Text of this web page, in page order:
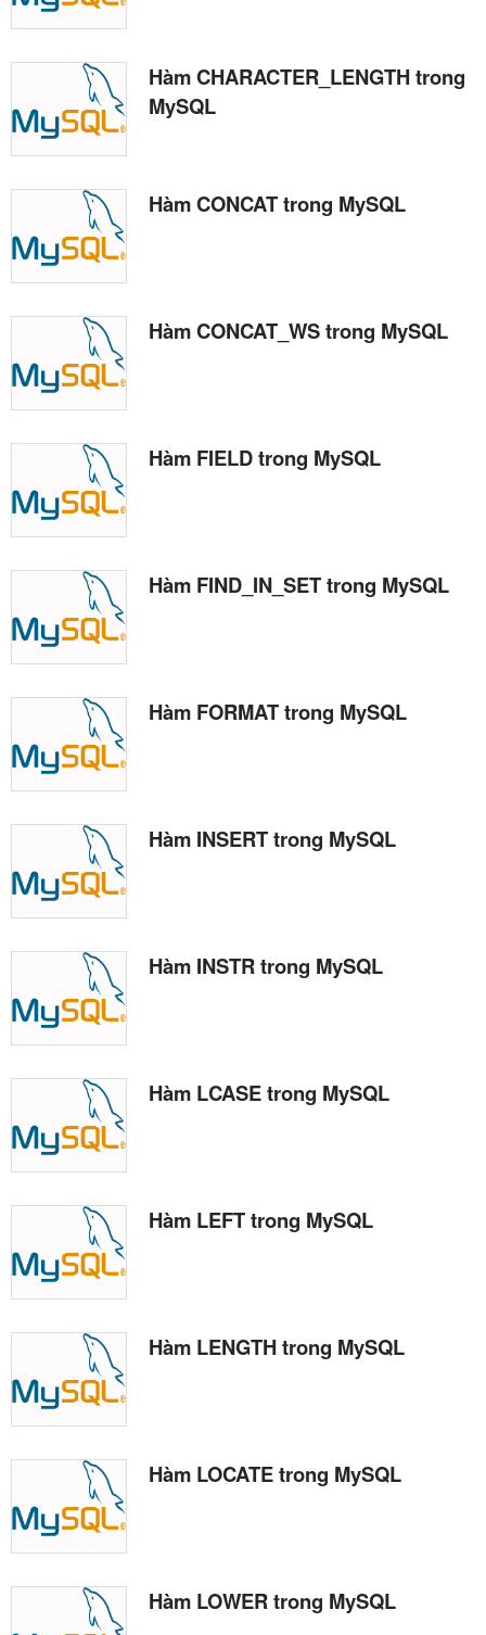
Hàm CHARACTER_LENGTH trong
MySQL
Hàm CONCAT trong MySQL
Hàm CONCAT_WS trong MySQL
Hàm FIELD trong MySQL
Hàm FIND_IN_SET trong MySQL
Hàm FORMAT trong MySQL
Hàm INSERT trong MySQL
Hàm INSTR trong MySQL
Hàm LCASE trong MySQL
Hàm LEFT trong MySQL
Hàm LENGTH trong MySQL
Hàm LOCATE trong MySQL
Hàm LOWER trong MySQL